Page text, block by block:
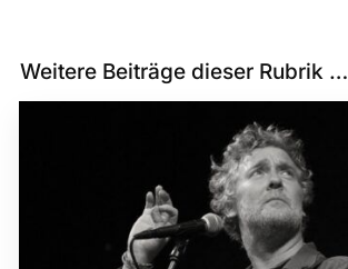
Weitere Beiträge dieser Rubrik …